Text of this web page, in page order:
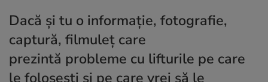
Dacă și tu o informaţie, fotografie,
captură, filmuleţ care
prezintă probleme cu lifturile pe care
le folosești și pe care vrei să le